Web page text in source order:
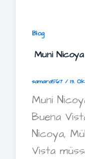
Blog
Muni
samara567 / 13.
Muni
Buena
Nicoya,
Vista